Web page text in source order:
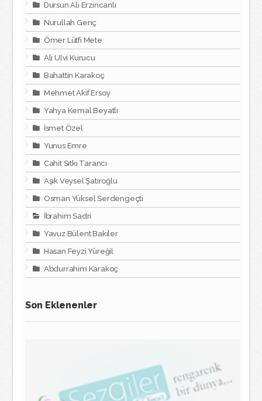
Dursun Ali Erzincanlı
Nurullah Genç
Ömer Lütfi Mete
Ali Ulvi Kurucu
Bahattin Karakoç
Mehmet Akif Ersoy
Yahya Kemal Beyatlı
İsmet Özel
Yunus Emre
Cahit Sıtkı Tarancı
Aşık Veysel Şatıroğlu
Osman Yüksel Serdengeçti
İbrahim Sadri
Yavuz Bülent Bakiler
Hasan Feyzi Yüreğil
Abdurrahim Karakoç
Son Eklenenler